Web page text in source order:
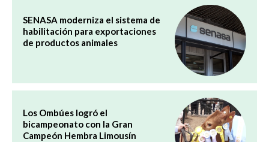
SENASA moderniza el sistema de
habilitación para exportaciones
de productos animales
Los Ombúes logró el
bicampeonato con la Gran
Campeón Hembra Limousín